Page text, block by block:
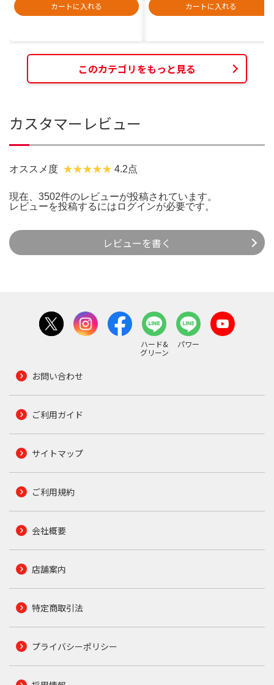
カートに入れる
カートに入れる
このカテゴリをもっと見る
カスタマーレビュー
オススメ度 4.2点
現在、3502件のレビューが投稿されています。
レビューを投稿するには ログインが必要です。
レビューを書く
ハード&
グリーン
パワー
お問い合わせ
ご利用ガイド
サイトマップ
ご利用規約
会社概要
店舗案内
特定商取引法
プライバシーポリシー